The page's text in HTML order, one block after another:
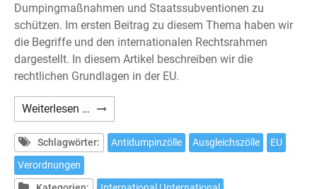
Dumpingmaßnahmen und Staatssubventionen zu
schützen. Im ersten Beitrag zu diesem Thema haben wir
die Begriffe und den internationalen Rechtsrahmen
dargestellt. In diesem Artikel beschreiben wir die
rechtlichen Grundlagen in der EU.
Weiterlesen … Antidumpingzölle
und
ihre
Risiken
Schlagwörter: Antidumpinzölle Ausgleichszölle
EU
Verordnungen